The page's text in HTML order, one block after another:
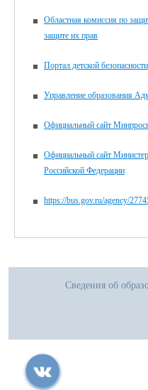
Областная комиссия по
защите их прав
Портал детской безопасности
Управление образования
Официальный сайт
Официальный сайт
Российской Федерации
https://bus.gov.ru/agency/
Сведения об